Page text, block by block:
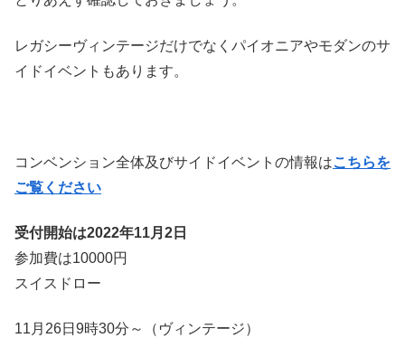
レガシーヴィンテージだけでなくパイオニアやモダンのサ
イドイベントもあります。
コンベンション全体及びサイドイベントの情報はこちらを
ご覧ください
受付開始は2022年11月2日
参加費は10000円
スイスドロー
11月26日9時30分～（ヴィンテージ）